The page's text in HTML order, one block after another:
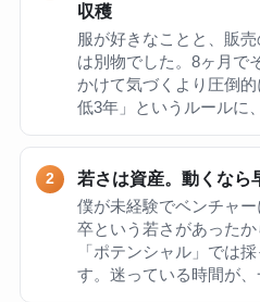
収穫
服が好きなことと、販
は別物でした。8ヶ月で
かけて気づくより圧倒
低3年」というルールに
若さは資産。動くなら
僕が未経験でベンチャ
卒という若さがあった
「ポテンシャル」では
す。迷っている時間が、